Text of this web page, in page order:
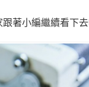
著小編繼續看下去